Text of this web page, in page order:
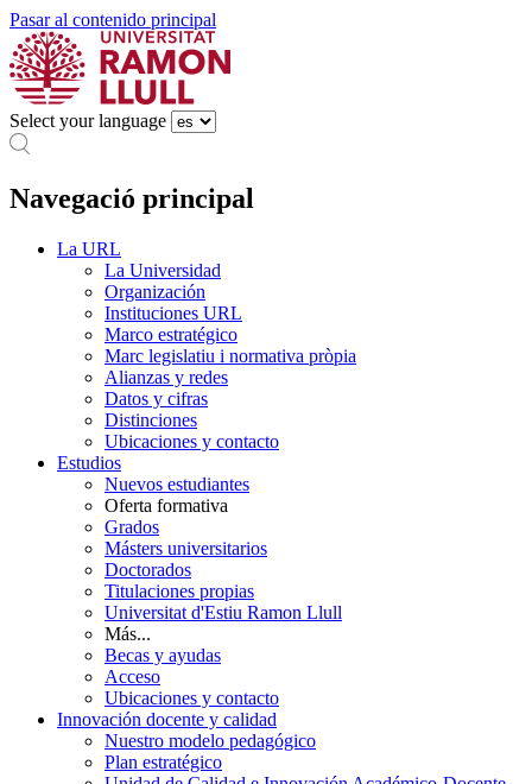
Pasar al contenido principal
Select your language
Navegació principal
La URL
La Universidad
Organización
Instituciones URL
Marco estratégico
Marc legislatiu i normativa pròpia
Alianzas y redes
Datos y cifras
Distinciones
Ubicaciones y contacto
Estudios
Nuevos estudiantes
Oferta formativa
Grados
Másters universitarios
Doctorados
Titulaciones propias
Universitat d'Estiu Ramon Llull
Más...
Becas y ayudas
Acceso
Ubicaciones y contacto
Innovación docente y calidad
Nuestro modelo pedagógico
Plan estratégico